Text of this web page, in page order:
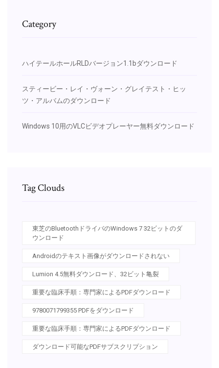
Category
ハイテールホールRLDバージョン1.1bダウンロード
スティービー・レイ・ヴォーン・グレイテスト・ヒッ
ツ・アルバムのダウンロード
Windows 10用のVLCビデオプレーヤー無料ダウンロード
Tag Clouds
東芝のBluetoothドライバのWindows 7 32ビットのダ
ウンロード
Androidのテキスト画像がダウンロードされない
Lumion 4.5無料ダウンロード、32ビット亀裂
重要な臨床手順：専門家によるPDFダウンロード
9780071799355 PDFをダウンロード
重要な臨床手順：専門家によるPDFダウンロード
ダウンロード可能なPDFサブスクリプション